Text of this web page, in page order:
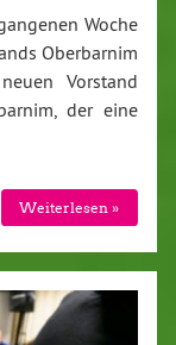
Woche
Oberbarnim
Vorstand
der eine
Weiterlesen »